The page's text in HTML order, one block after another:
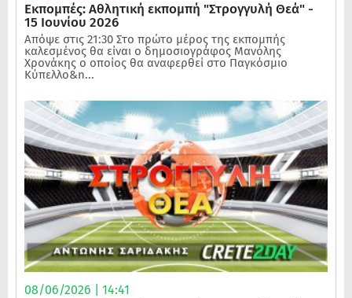
Εκπομπές: Αθλητική εκπομπή "Στρογγυλή Θεά" -
15 Ιουνίου 2026
Απόψε στις 21:30 Στο πρώτο μέρος της εκπομπής
καλεσμένος θα είναι ο δημοσιογράφος Μανόλης
Χρονάκης ο οποίος θα αναφερθεί στο Παγκόσμιο
Κύπελλο&n...
08/06/2026 | 14:41